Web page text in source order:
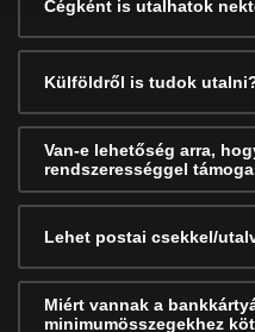
Cégként is utalhatok
Külföldről is tudok
Van-e lehetőség arra,
rendszerességgel
Lehet postai csekkel/
Miért vannak a
minimumösszegekhez